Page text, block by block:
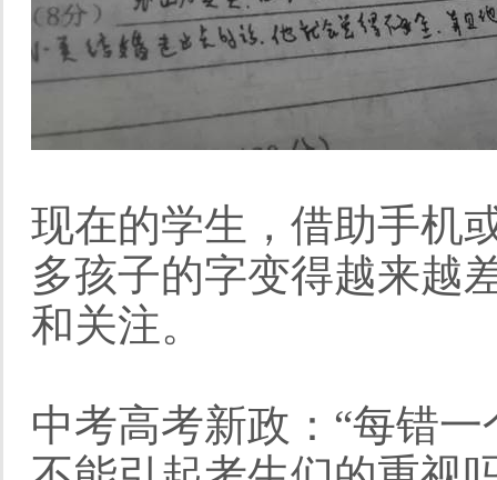
现在的学生，借助手机
多孩子的字变得越来越
和关注。
中考高考新政：“每错